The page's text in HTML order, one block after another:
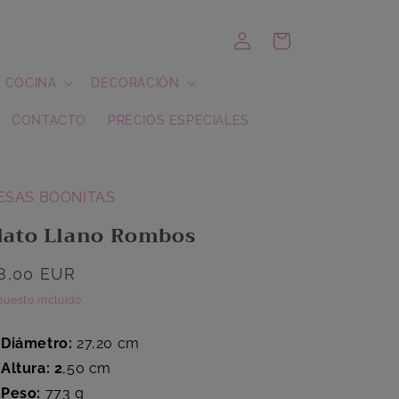
COCINA DECORACIÓN
CONTACTO PRECIOS ESPECIALES
sesión
Carrito
BOONITAS
Llano Rombos
EUR
incluido.
Diámetro: 27,20 cm
Altura: 2,50 cm
Peso: 773 g